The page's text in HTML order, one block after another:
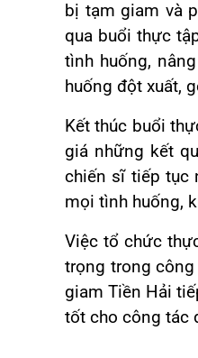
bị tạm giam và
qua buổi thực
tình huống,
huống đột xuất,
Kết thúc buổi
giá những kết
chiến sĩ tiếp tục
mọi tình huống,
Việc tổ chức
trọng trong công
giam Tiền Hải
tốt cho công tác